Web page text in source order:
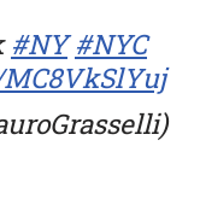
#NY #NYC